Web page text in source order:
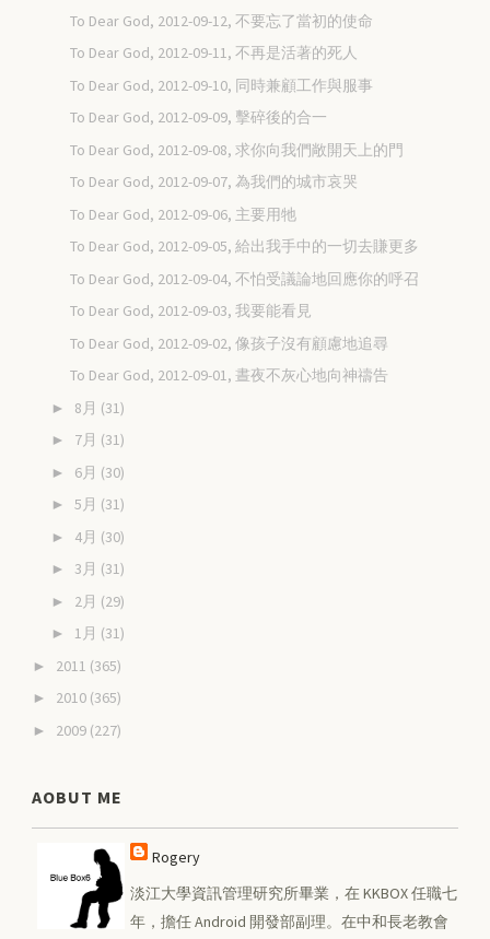
To Dear God, 2012-09-12, 不要忘了當初的使命
To Dear God, 2012-09-11, 不再是活著的死人
To Dear God, 2012-09-10, 同時兼顧工作與服事
To Dear God, 2012-09-09, 擊碎後的合一
To Dear God, 2012-09-08, 求你向我們敞開天上的門
To Dear God, 2012-09-07, 為我們的城市哀哭
To Dear God, 2012-09-06, 主要用牠
To Dear God, 2012-09-05, 給出我手中的一切去賺更多
To Dear God, 2012-09-04, 不怕受議論地回應你的呼召
To Dear God, 2012-09-03, 我要能看見
To Dear God, 2012-09-02, 像孩子沒有顧慮地追尋
To Dear God, 2012-09-01, 晝夜不灰心地向神禱告
► 8月 (31)
► 7月 (31)
► 6月 (30)
► 5月 (31)
► 4月 (30)
► 3月 (31)
► 2月 (29)
► 1月 (31)
► 2011 (365)
► 2010 (365)
► 2009 (227)
AOBUT ME
Rogery
淡江大學資訊管理研究所畢業，在 KKBOX 任職七
年，擔任 Android 開發部副理。在中和長老教會